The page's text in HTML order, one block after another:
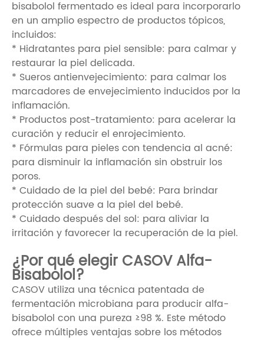
bisabolol fermentado es ideal para incorporarlo
en un amplio espectro de productos tópicos,
incluidos:
* Hidratantes para piel sensible: para calmar y
restaurar la piel delicada.
* Sueros antienvejecimiento: para calmar los
marcadores de envejecimiento inducidos por la
inflamación.
* Productos post-tratamiento: para acelerar la
curación y reducir el enrojecimiento.
* Fórmulas para pieles con tendencia al acné:
para disminuir la inflamación sin obstruir los
poros.
* Cuidado de la piel del bebé: Para brindar
protección suave a la piel del bebé.
* Cuidado después del sol: para aliviar la
irritación y favorecer la recuperación de la piel.
¿Por qué elegir CASOV Alfa-
Bisabolol?
CASOV utiliza una técnica patentada de
fermentación microbiana para producir alfa-
bisabolol con una pureza ≥98 %. Este método
ofrece múltiples ventajas sobre los métodos